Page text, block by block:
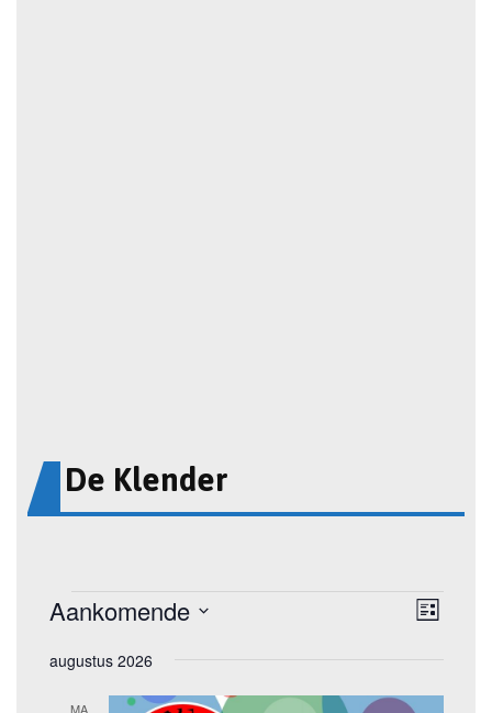
De Klender